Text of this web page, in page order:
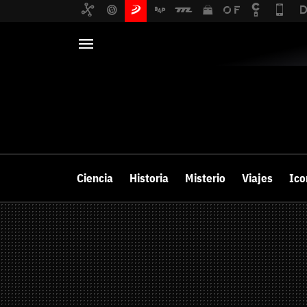
Ciencia Historia Misterio Viajes
Análisis
Guías y trucos
Ranking
Videos
Selección
Monitores
Periféricos
Tarjetas gráficas
Auriculares y
Mandos y